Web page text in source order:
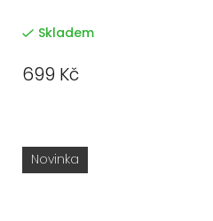
Skladem
699 Kč
Novinka